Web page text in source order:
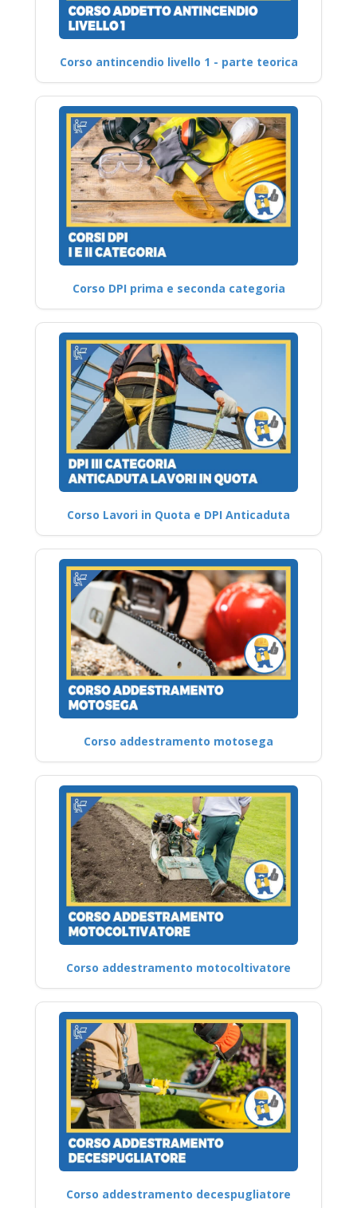
Corso antincendio livello 1 - parte teorica
Corso DPI prima e seconda categoria
Corso Lavori in Quota e DPI Anticaduta
Corso addestramento motosega
Corso addestramento motocoltivatore
Corso addestramento decespugliatore